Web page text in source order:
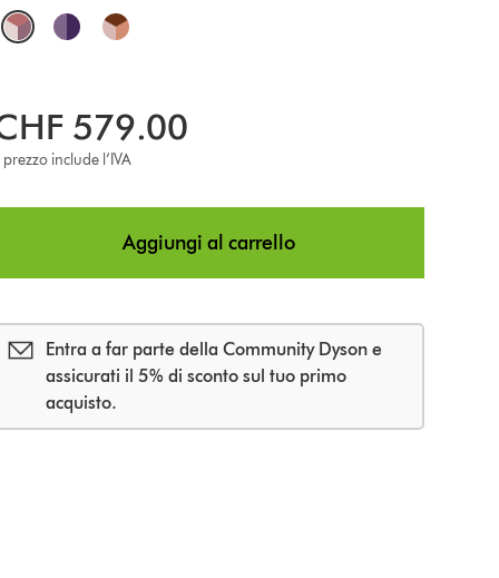
O
579.00
Il prezzo include l’IVA
Aggiungi al carrello
Entra a far parte della Community Dyson e
assicurati il 5% di sconto sul tuo primo
acquisto.